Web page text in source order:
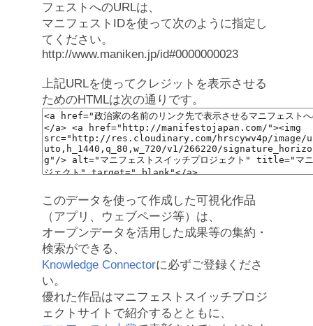
フェストへのURLは、
マニフェストIDを使って次のように指定し
てください。
http://www.maniken.jp/id#0000000023
上記URLを使ってクレジットを表示させる
ためのHTMLは次の通りです。
このデータを使って作成した可視化作品
（アプリ、ウェブページ等）は、
オープンデータを活用した成果等の集約・
検索ができる、
Knowledge Connectorに必ずご登録くださ
い。
優れた作品はマニフェストスイッチプロジ
ェクトサイトで紹介するとともに、